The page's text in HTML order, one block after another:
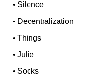
• Silence
• Decentralization
•Things
•Julie
• Socks